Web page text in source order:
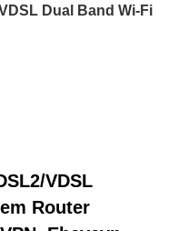
Dual Band Wi-Fi
VDSL
Router